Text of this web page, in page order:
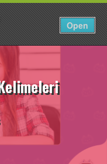
Open
Yap TR